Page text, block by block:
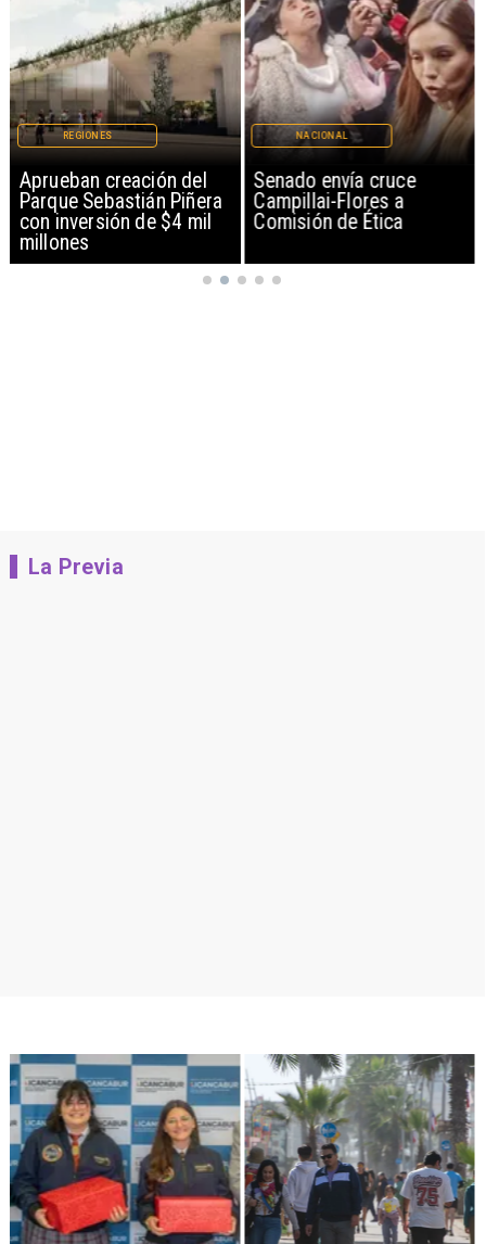
Aprueban creación del
Parque Sebastián Piñera
con inversión de $4 mil
millones
REGIONES
Senado envía cruce
Campillai-Flores a
Comisión de Ética
NACIONAL
La Previa